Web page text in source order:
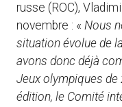
russe (ROC),
novembre : « Nous
situation évolue de
avons donc déjà
Jeux olympiques de
édition, le Comité